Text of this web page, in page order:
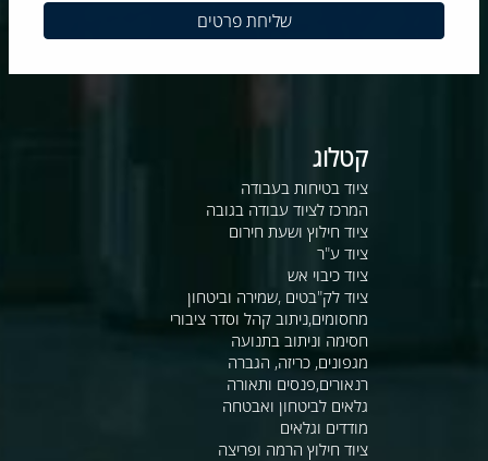
קטלוג
ציוד בטיחות בעבודה
המרכז לציוד עבודה בגובה
ציוד חילוץ ושעת חירום
ציוד ע"ר
ציוד כיבוי אש
ציוד לק"בטים ,שמירה וביטחון
מחסומים,ניתוב קהל וסדר ציבורי
חסימה וניתוב בתנועה
מגפונים, כריזה, הגברה
רנאורים,פנסים ותאורה
גלאים לביטחון ואבטחה
מודדים וגלאים
ציוד חילוץ הרמה ופריצה